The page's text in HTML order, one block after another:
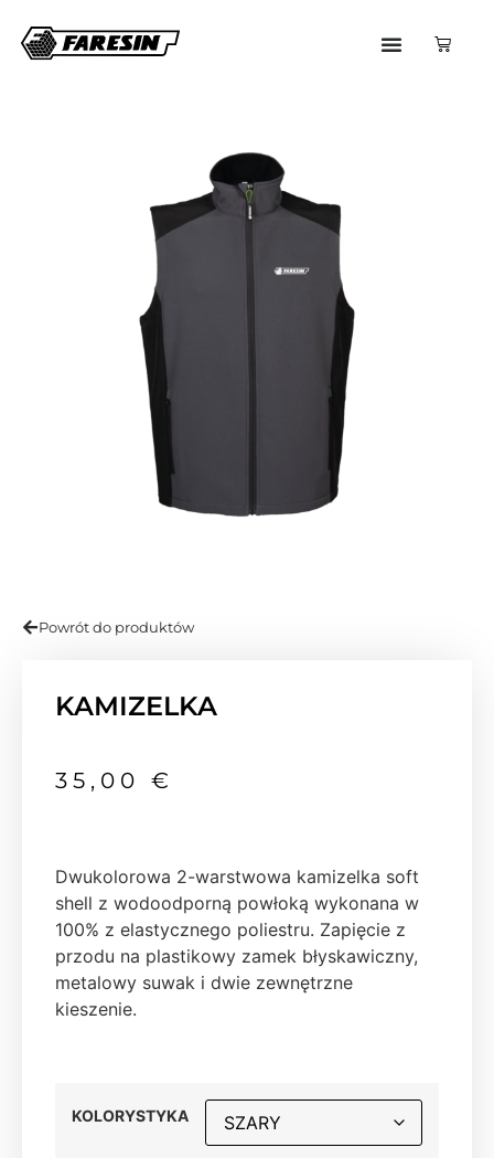
Powrót do produktów
KAMIZELKA
35,00 €
Dwukolorowa 2-warstwowa kamizelka soft
shell z wodoodporną powłoką wykonana w
100% z elastycznego poliestru. Zapięcie z
przodu na plastikowy zamek błyskawiczny,
metalowy suwak i dwie zewnętrzne
kieszenie.
KOLORYSTYKA